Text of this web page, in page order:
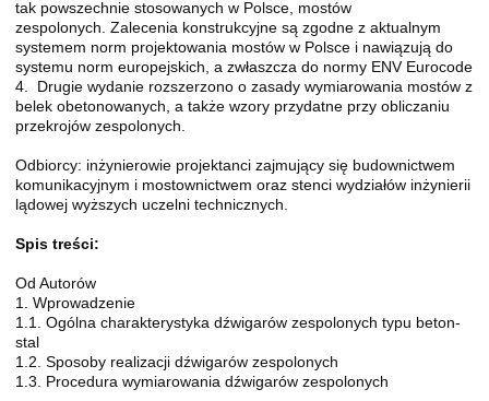
tak powszechnie stosowanych w Polsce, mostów
zespolonych. Zalecenia konstrukcyjne są zgodne z aktualnym
systemem norm projektowania mostów w Polsce i nawiązują do
systemu norm europejskich, a zwłaszcza do normy ENV Eurocode
4. Drugie wydanie rozszerzono o zasady wymiarowania mostów z
belek obetonowanych, a także wzory przydatne przy obliczaniu
przekrojów zespolonych.
Odbiorcy: inżynierowie projektanci zajmujący się budownictwem
komunikacyjnym i mostownictwem oraz stenci wydziałów inżynierii
lądowej wyższych uczelni technicznych.
Spis treści:
Od Autorów
1. Wprowadzenie
1.1. Ogólna charakterystyka dźwigarów zespolonych typu beton-
stal
1.2. Sposoby realizacji dźwigarów zespolonych
1.3. Procedura wymiarowania dźwigarów zespolonych